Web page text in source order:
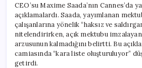
CEO’su Maxime Saada’nın Cannes’da
açıklamalardı. Saada, yayımlanan
çalışanlarına yönelik “haksız ve
nitelendirirken, açık mektubu
arzusunun kalmadığını belirtti. Bu
camiasında “kara liste oluşturuluyor”
getirdi.